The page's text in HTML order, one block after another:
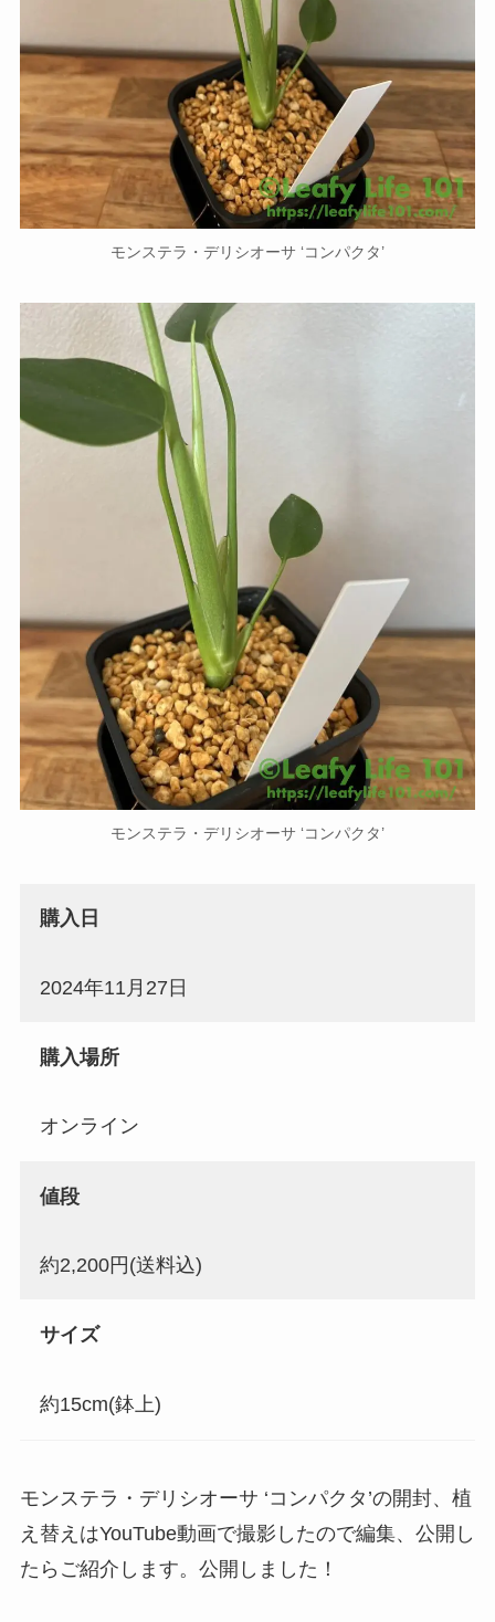
モンステラ・デリシオーサ ‘コンパクタ’
モンステラ・デリシオーサ ‘コンパクタ’
購入日
2024年11月27日
購入場所
オンライン
値段
約2,200円(送料込)
サイズ
約15cm(鉢上)
モンステラ・デリシオーサ ‘コンパクタ’の開封、植
え替えはYouTube動画で撮影したので編集、公開し
たらご紹介します。公開しました！